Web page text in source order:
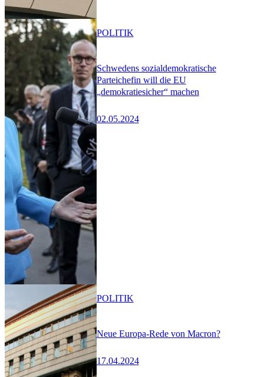
Schwedens sozialdemokratische
Parteichefin will die EU
„demokratiesicher“ machen
02.05.2024
POLITIK
Neue Europa-Rede von Macron?
17.04.2024
POLITIK